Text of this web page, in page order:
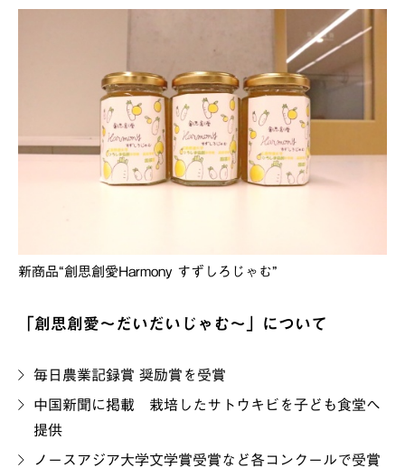
新商品“創思創愛Harmony すずしろじゃむ”
「創思創愛～だいだいじゃむ～」について
毎日農業記録賞 奨励賞を受賞
中国新聞に掲載 栽培したサトウキビを子ども食堂へ
提供
ノースアジア大学文学賞受賞など各コンクールで受賞